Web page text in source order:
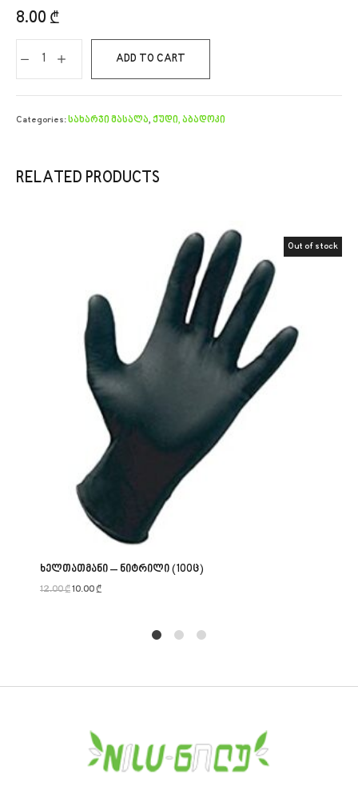
8.00 ₾
ADD TO CART
Categories:სახარჯი მასალა, ქუდი, აბადოკი
RELATED PRODUCTS
Sale!
Out of stock
ხელთათმანი – ნიტრილი (100ც)
12.00₾10.00₾